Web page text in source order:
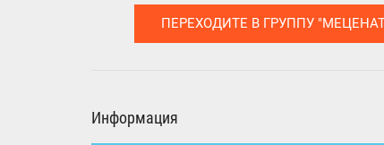
ПЕРЕХОДИТЕ В ГРУППУ
Информация